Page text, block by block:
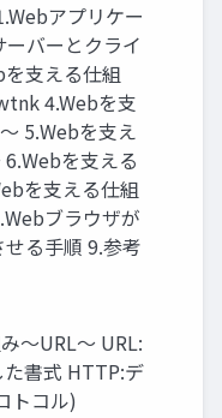
アプリケー
バーとクライ
⽀える仕組
4.Webを⽀
5.Webを⽀え
を⽀える
を⽀える仕組
ブラウザが
る⼿順 9.参考
〜URL〜 URL:
書式 HTTP:デ
トコル)